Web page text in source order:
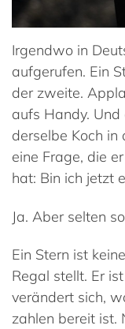
Irgendwo in
aufgerufen. Ein
der zweite.
aufs Handy.
derselbe Koch in
eine Frage, die
hat: Bin ich jetzt
Ja. Aber selten
Ein Stern ist
Regal stellt. Er
verändert sich,
zahlen bereit ist.